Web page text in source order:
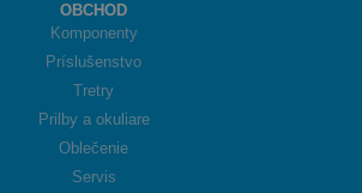
OBCHOD
Komponenty
Príslušenstvo
Tretry
Prilby a okuliare
Oblečenie
Servis